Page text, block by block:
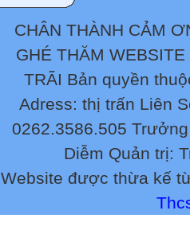
CHÂN THÀNH CẢM
GHÉ THĂM
TRÃI Bản quyền
Adress: thị trấn Liên
0262.3586.505
Diễm Quản trị:
Website được thừa kế